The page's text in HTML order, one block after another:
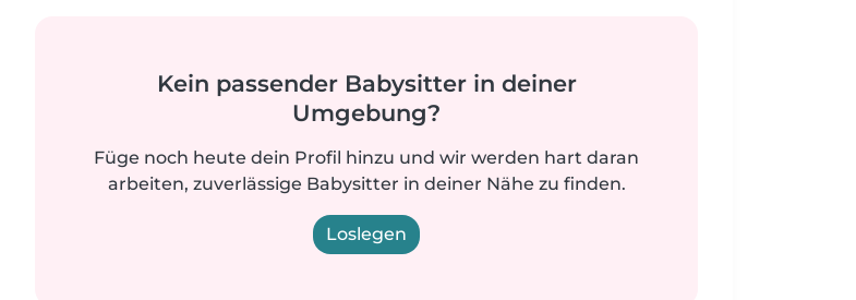
Kein passender Babysitter in deiner
Umgebung?
Füge noch heute dein Profil hinzu und wir werden hart daran
arbeiten, zuverlässige Babysitter in deiner Nähe zu finden.
Loslegen